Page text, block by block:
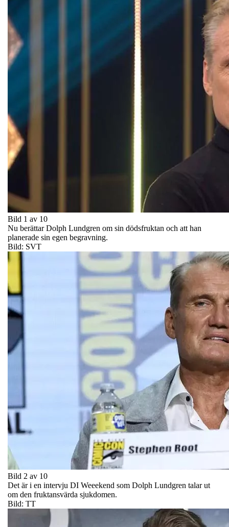
Bild 1 av 10
Nu berättar Dolph Lundgren om sin dödsfruktan och att han
planerade sin egen begravning.
Bild: SVT
Bild 2 av 10
Det är i en intervju DI Weeekend som Dolph Lundgren talar ut
om den fruktansvärda sjukdomen.
Bild: TT